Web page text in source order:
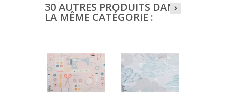
30 AUTRES PRODUITS DANS
LA MÊME CATÉGORIE :